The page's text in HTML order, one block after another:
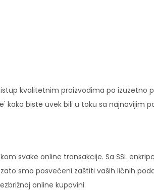
kvalitetnim proizvodima po
kako biste uvek bili u toku sa najnovijim
svake online transakcije. Sa SSL
smo posvećeni zaštiti vaših ličnih
online kupovini.